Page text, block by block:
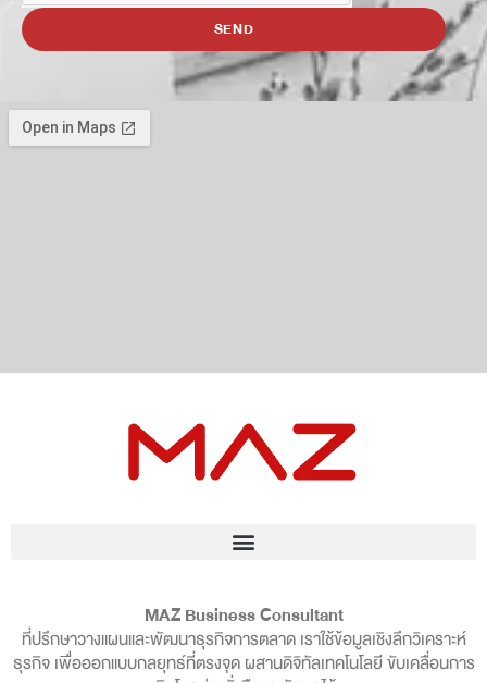
SEND
MAZ Business Consultant
ที่ปรึกษาวางแผนและพัฒนาธุรกิจการตลาด เราใช้ข้อมูลเชิงลึกวิเคราะห์
ธุรกิจ เพื่อออกแบบกลยุทธ์ที่ตรงจุด ผสานดิจิทัลเทคโนโลยี ขับเคลื่อนการ